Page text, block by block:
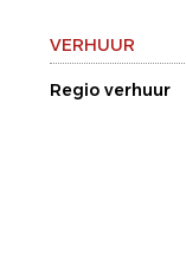
VERHUUR
Regio verhuur